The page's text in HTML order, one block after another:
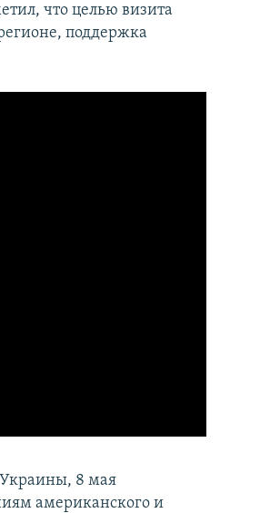
что целью визита
поддержка
8 мая
американского и